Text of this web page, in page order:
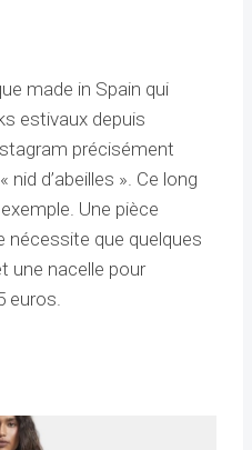
made in Spain qui
estivaux depuis
précisément
d’abeilles ». Ce long
Une pièce
nécessite que quelques
une nacelle pour
euros.